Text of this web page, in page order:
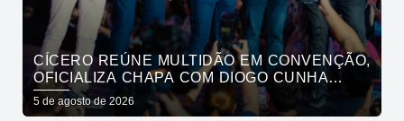
CÍCERO REÚNE MULTIDÃO EM CONVENÇÃO,
OFICIALIZA CHAPA COM DIOGO CUNHA
LIMA, VENEZIANO E ANDRÉ GADELHA E
CONVOCA PARAÍBA A DAR O PRÓXIMO
5 de agosto de 2026